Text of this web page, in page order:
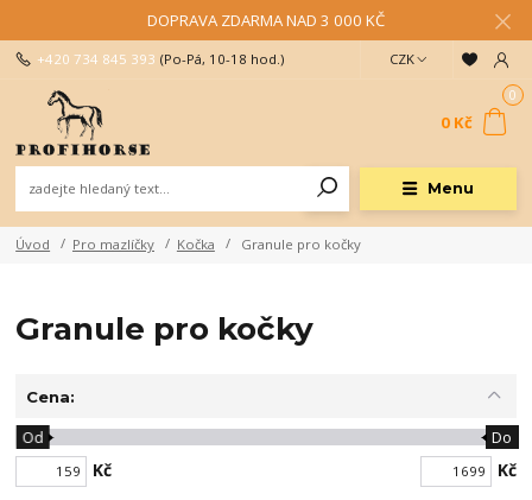
DOPRAVA ZDARMA NAD 3 000 KČ
Menu
CZK
+420 734 845 393 (Po-Pá, 10-18 hod.)
0
0 Kč
Úvod Pro mazlíčky Kočka Granule pro kočky
Granule pro kočky
Cena:
Kč
Od Do
Kč